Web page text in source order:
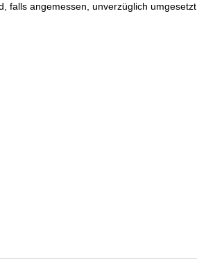
falls angemessen, unverzüglich umgesetzt.